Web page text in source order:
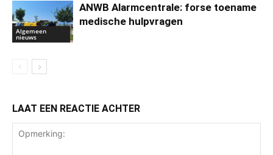
Algemeen
nieuws
ANWB Alarmcentrale: forse toename
medische hulpvragen
LAAT EEN REACTIE ACHTER